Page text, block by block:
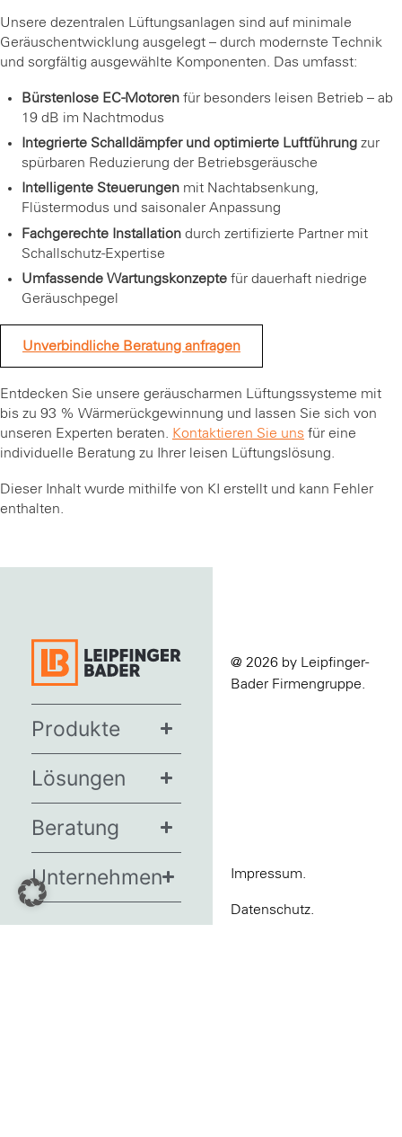
Unsere dezentralen Lüftungsanlagen sind auf minimale
Geräuschentwicklung ausgelegt – durch modernste Technik
und sorgfältig ausgewählte Komponenten. Das umfasst:
Bürstenlose EC-Motoren für besonders leisen Betrieb – ab
19 dB im Nachtmodus
Integrierte Schalldämpfer und optimierte Luftführung zur
spürbaren Reduzierung der Betriebsgeräusche
Intelligente Steuerungen mit Nachtabsenkung,
Flüstermodus und saisonaler Anpassung
Fachgerechte Installation durch zertifizierte Partner mit
Schallschutz-Expertise
Umfassende Wartungskonzepte für dauerhaft niedrige
Geräuschpegel
Unverbindliche Beratung anfragen
Entdecken Sie unsere geräuscharmen Lüftungssysteme mit
bis zu 93 % Wärmerückgewinnung und lassen Sie sich von
unseren Experten beraten. Kontaktieren Sie uns für eine
individuelle Beratung zu Ihrer leisen Lüftungslösung.
Dieser Inhalt wurde mithilfe von KI erstellt und kann Fehler
enthalten.
Produkte
Lösungen
Beratung
Unternehmen
@ 2026 by Leipfinger-
Bader Firmengruppe.
Impressum.
Datenschutz.